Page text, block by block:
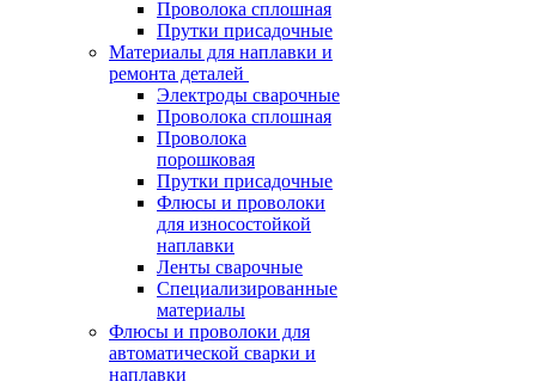
Проволока сплошная
Прутки присадочные
Материалы для наплавки и
ремонта деталей
Электроды сварочные
Проволока сплошная
Проволока
порошковая
Прутки присадочные
Флюсы и проволоки
для износостойкой
наплавки
Ленты сварочные
Специализированные
материалы
Флюсы и проволоки для
автоматической сварки и
наплавки